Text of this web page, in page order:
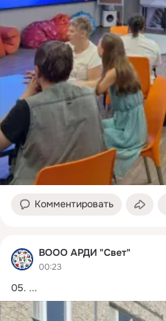
Комментировать
ВООО АРДИ "Свет"
00:23
05. ...